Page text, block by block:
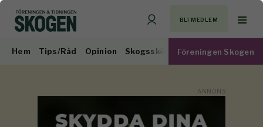
BLI MEDLEM
Hem Tips/Råd Opinion Skogsskötsel Virkesmarknad
Föreningen Skogen